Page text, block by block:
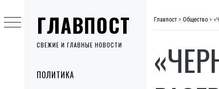
ГЛАВПОСТ
СВЕЖИЕ И ГЛАВНЫЕ НОВОСТИ
MenuПОЛИТИКА
to
content
Главпост > Общество >